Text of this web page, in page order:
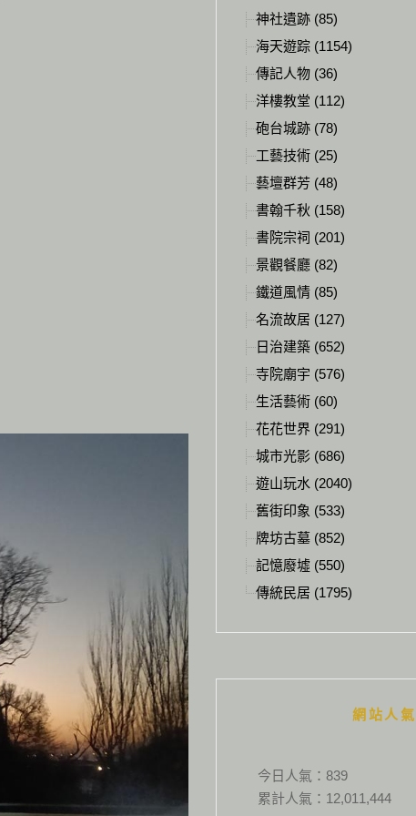
神社遺跡 (85)
海天遊踪 (1154)
傳記人物 (36)
洋樓教堂 (112)
砲台城跡 (78)
工藝技術 (25)
藝壇群芳 (48)
書翰千秋 (158)
書院宗祠 (201)
景觀餐廳 (82)
鐵道風情 (85)
名流故居 (127)
日治建築 (652)
寺院廟宇 (576)
生活藝術 (60)
花花世界 (291)
城市光影 (686)
遊山玩水 (2040)
舊街印象 (533)
牌坊古墓 (852)
記憶廢墟 (550)
傳統民居 (1795)
網站人氣
今日人氣： 839
累計人氣： 12,011,444